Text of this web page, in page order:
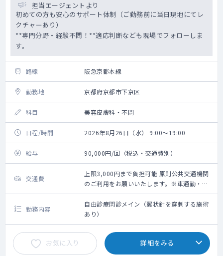
担当エージェントより
初めての方も安心のサポート体制（ご勤務前に当日現地にてレ
クチャーあり）
**専門分野・経験不問！**適応判断なども現場でフォローしま
す。
路線 阪急京都本線
勤務地 京都府京都市下京区
科目 美容皮膚科・不問
日程/時間 2026年8月26日（水） 9:00～19:00
給与 90,000円/回（税込・交通費別）
交通費
上限3,000円まで負担可能 原則公共交通機関
のご利用をお願いいたします。※車通勤・タ
クシー利用要相談
勤務内容
自由診療問診メイン（翼状針を穿刺する施術
あり）
お気に入り 詳細をみる